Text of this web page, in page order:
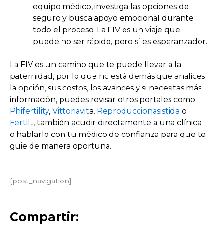
equipo médico, investiga las opciones de
seguro y busca apoyo emocional durante
todo el proceso. La FIV es un viaje que
puede no ser rápido, pero sí es esperanzador.
La FIV es un camino que te puede llevar a la
paternidad, por lo que no está demás que analices
la opción, sus costos, los avances y si necesitas más
información, puedes revisar otros portales como
Phifertility, Vittoriavita, Reproduccionasistida o
Fertilt, también acudir directamente a una clínica
o hablarlo con tu médico de confianza para que te
guie de manera oportuna.
[post_navigation]
Compartir: